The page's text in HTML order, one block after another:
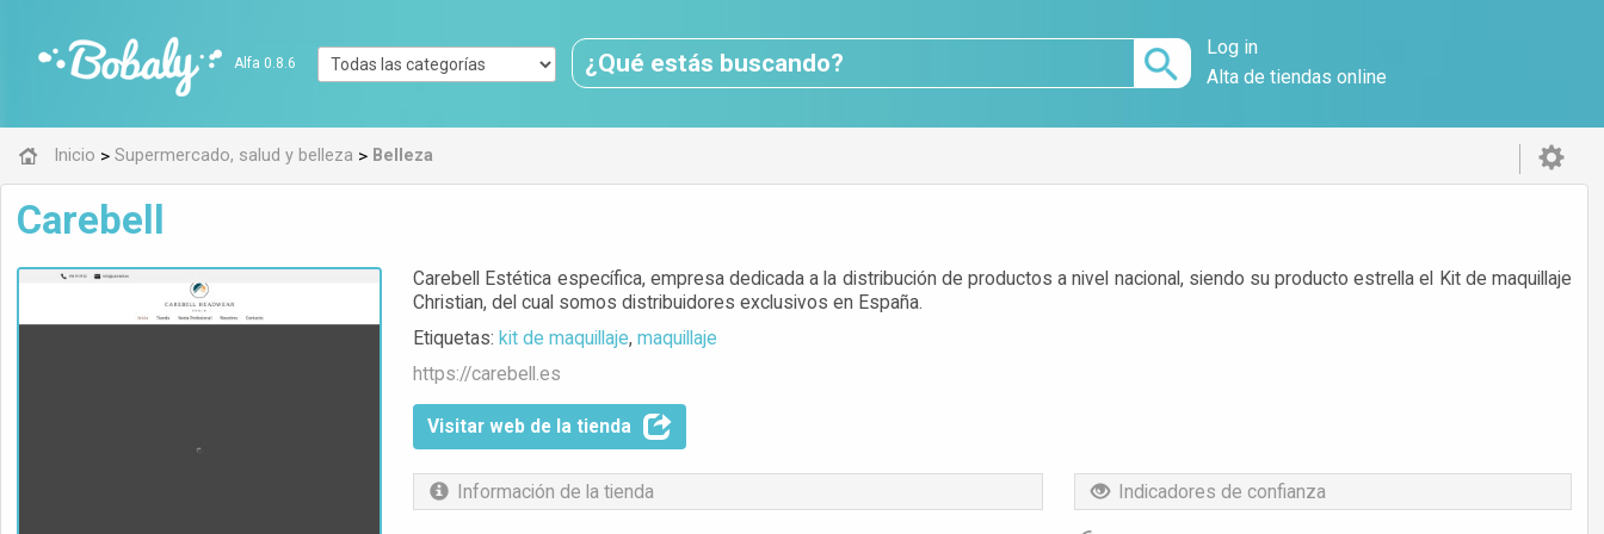
Alfa 0.8.6
Log in
Alta de tiendas online
Inicio > Supermercado, salud y belleza > Belleza
Carebell
Carebell Estética específica, empresa dedicada a la distribución de productos a nivel nacional, siendo su producto estrella el Kit de maquillaje
Christian, del cual somos distribuidores exclusivos en España.
Etiquetas:kit de maquillaje,maquillaje
https://carebell.es
Visitar web de la tienda
Indicadores de confianza
Información de la tienda